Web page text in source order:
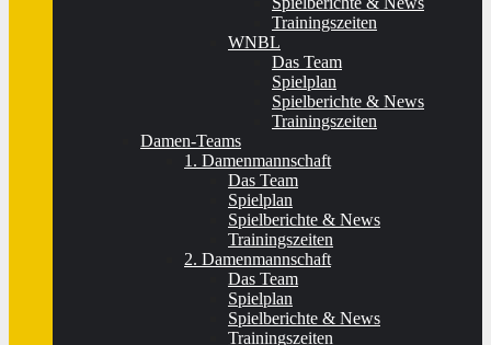
Trainingszeiten
WNBL
Das Team
Spielplan
Spielberichte & News
Trainingszeiten
Damen-Teams
1. Damenmannschaft
Das Team
Spielplan
Spielberichte & News
Trainingszeiten
2. Damenmannschaft
Das Team
Spielplan
Spielberichte & News
Trainingszeiten